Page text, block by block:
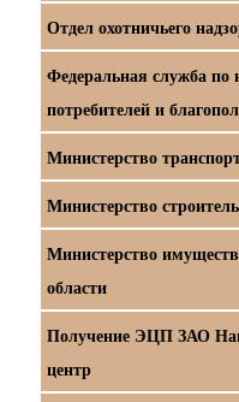
Отдел охотничьего
Федеральная служба по
потребителей и
Министерство
Министерство
Министерство
области
Получение ЭЦП ЗАО
центр